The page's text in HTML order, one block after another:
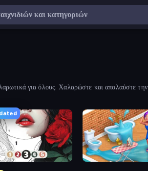
για όλους. Χαλαρώστε και απολαύστε την
Open House